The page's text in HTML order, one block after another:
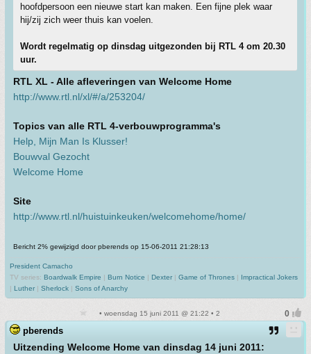
hoofdpersoon een nieuwe start kan maken. Een fijne plek waar
hij/zij zich weer thuis kan voelen.
Wordt regelmatig op dinsdag uitgezonden bij RTL 4 om 20.30
uur.
RTL XL - Alle afleveringen van Welcome Home
http://www.rtl.nl/xl/#/a/253204/
Topics van alle RTL 4-verbouwprogramma's
Help, Mijn Man Is Klusser!
Bouwval Gezocht
Welcome Home
Site
http://www.rtl.nl/huistuinkeuken/welcomehome/home/
Bericht 2% gewijzigd door pberends op 15-06-2011 21:28:13
President Camacho
TV series: Boardwalk Empire | Burn Notice | Dexter | Game of Thrones | Impractical Jokers
| Luther | Sherlock | Sons of Anarchy
• woensdag 15 juni 2011 @ 21:22 • 2
pberends
Uitzending Welcome Home van dinsdag 14 juni 2011: